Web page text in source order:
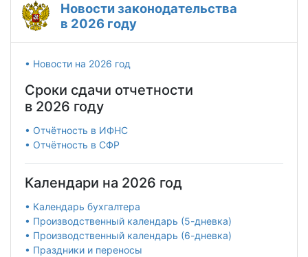
Новости законодательства
в 2026 году
• Новости на 2026 год
Сроки сдачи отчетности
в 2026 году
• Отчётность в ИФНС
• Отчётность в СФР
Календари на 2026 год
• Календарь бухгалтера
• Производственный календарь (5-дневка)
• Производственный календарь (6-дневка)
• Праздники и переносы